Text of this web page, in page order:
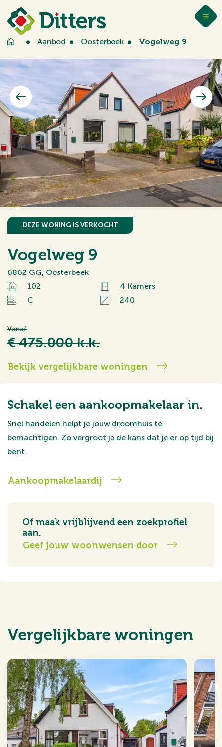
Aanbod Oosterbeek Vogelweg 9
DEZE WONING IS VERKOCHT
Vogelweg 9
6862 GG, Oosterbeek
102
4 Kamers
C
240
Vanaf
€ 475.000 k.k.
Bekijk vergelijkbare woningen
Schakel een aankoopmakelaar in.
Snel handelen helpt je jouw droomhuis te
bemachtigen. Zo vergroot je de kans dat je er op tijd bij
bent.
Aankoopmakelaardij
Of maak vrijblijvend een zoekprofiel
aan.
Geef jouw woonwensen door
Vergelijkbare woningen